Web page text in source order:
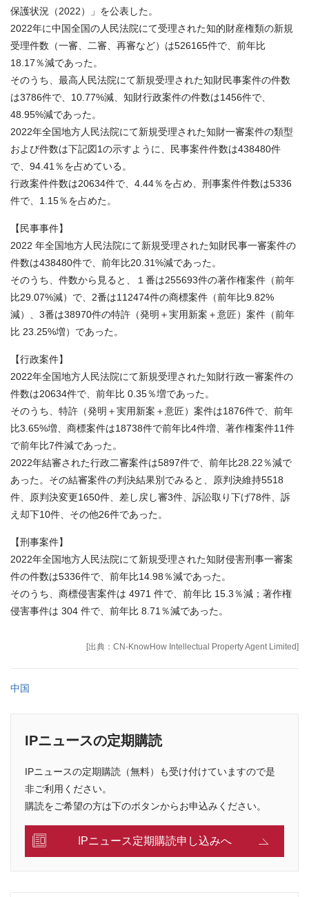
保護状況（2022）」を公表した。
2022年に中国全国の人民法院にて受理された知的財産権類の新規
受理件数（一審、二審、再審など）は526165件で、前年比
18.17％減であった。
そのうち、最高人民法院にて新規受理された知財民事案件の件数
は3786件で、10.77%減、知財行政案件の件数は1456件で、
48.95%減であった。
2022年全国地方人民法院にて新規受理された知財一審案件の類型
および件数は下記図1の示すように、民事案件件数は438480件
で、94.41％を占めている。
行政案件件数は20634件で、4.44％を占め、刑事案件件数は5336
件で、1.15％を占めた。
【民事事件】
2022 年全国地方人民法院にて新規受理された知財民事一審案件の
件数は438480件で、前年比20.31%減であった。
そのうち、件数から見ると、１番は255693件の著作権案件（前年
比29.07%減）で、2番は112474件の商標案件（前年比9.82%
減）、3番は38970件の特許（発明＋実用新案＋意匠）案件（前年
比 23.25%増）であった。
【行政案件】
2022年全国地方人民法院にて新規受理された知財行政一審案件の
件数は20634件で、前年比 0.35％増であった。
そのうち、特許（発明＋実用新案＋意匠）案件は1876件で、前年
比3.65%増、商標案件は18738件で前年比4件増、著作権案件11件
で前年比7件減であった。
2022年結審された行政二審案件は5897件で、前年比28.22％減で
あった。その結審案件の判決結果別でみると、原判決維持5518
件、原判決変更1650件、差し戻し審3件、訴訟取り下げ78件、訴
え却下10件、その他26件であった。
【刑事案件】
2022年全国地方人民法院にて新規受理された知財侵害刑事一審案
件の件数は5336件で、前年比14.98％減であった。
そのうち、商標侵害案件は 4971 件で、前年比 15.3％減；著作権
侵害事件は 304 件で、前年比 8.71％減であった。
[出典：CN-KnowHow Intellectual Property Agent Limited]
中国
IPニュースの定期購読
IPニュースの定期購読（無料）も受け付けていますので是
非ご利用ください。
購読をご希望の方は下のボタンからお申込みください。
IPニュース定期購読申し込みへ